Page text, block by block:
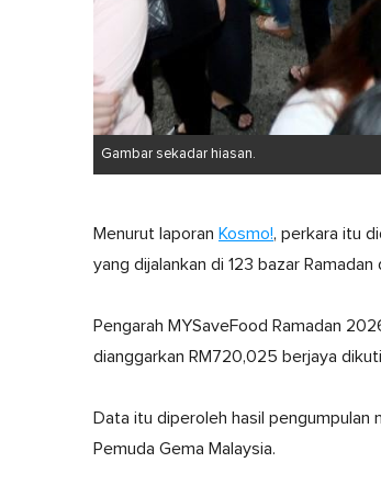
Gambar sekadar hiasan.
Menurut laporan Kosmo!, perkara itu
yang dijalankan di 123 bazar Ramadan
Pengarah MYSaveFood Ramadan
dianggarkan RM720,025 berjaya
Data itu diperoleh hasil pengumpulan
Pemuda Gema Malaysia.